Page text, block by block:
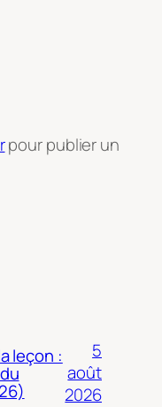
pour publier un
leçon :
5
août
2026